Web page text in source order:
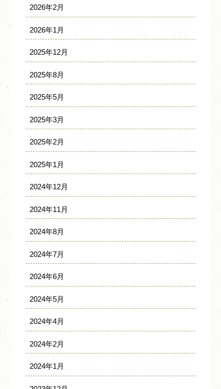
2026年2月
2026年1月
2025年12月
2025年8月
2025年5月
2025年3月
2025年2月
2025年1月
2024年12月
2024年11月
2024年8月
2024年7月
2024年6月
2024年5月
2024年4月
2024年2月
2024年1月